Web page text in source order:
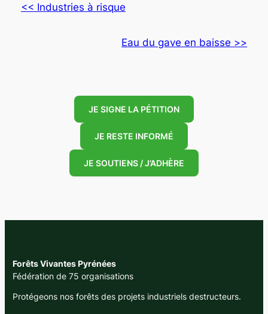
<< Industries à risque
Eau du gave en baisse >>
JE SIGNE LA PÉTITION
JE RESTE INFORMÉ
JE SOUTIENS / J’ADHÈRE
Forêts Vivantes Pyrénées
Fédération de 75 organisations
Protégeons nos forêts des projets industriels destructeurs.